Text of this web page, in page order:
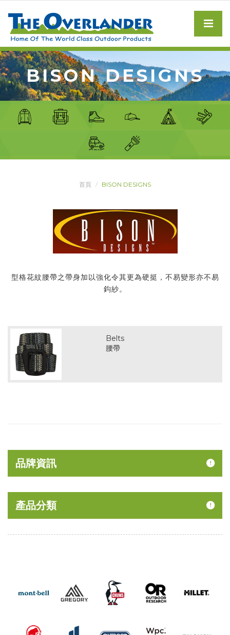
BISON DESIGNS
首頁 BISON DESIGNS
型格花紋腰帶之帶身加以強化令其更為硬挺，不易變形亦不易
鈎紗。
Belts
腰帶
品牌資訊
產品分類